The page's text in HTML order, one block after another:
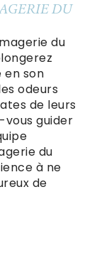
DU
du
en son
odeurs
de leurs
guider
du
à ne
de